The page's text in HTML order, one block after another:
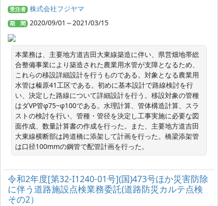
受注者 株式会社フジヤマ
期 間 2020/09/01～2021/03/15
本業務は、主要地方道吉田大東線築造に伴い、県営畑地帯総
合整備事業により築造された農業用水管が支障となるため、
これらの移設詳細設計を行うものである。対象となる農業用
水管は榛原41工区である。初めに基本設計で路線検討を行
い、決定した路線について詳細設計を行う。移設対象の管種
はダVP管φ75~φ100である。水理計算、管体構造計算、スラ
ストの検討を行い、管種・管径を決定し工事実施に必要な図
面作成、数量計算書の作成を行った。また、主要地方道吉田
大東線横断部は跨道橋に添架して計画を行った。橋梁添架管
は口径100mmの鋼管で配管計画を行った。
令和2年度[第32-I1240-01号](国)473号ほか災害防除
に伴う道路施設点検業務委託(道路防災カルテ点検
その2）